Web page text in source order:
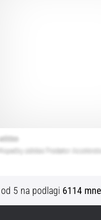
od 5 na podlagi 6114